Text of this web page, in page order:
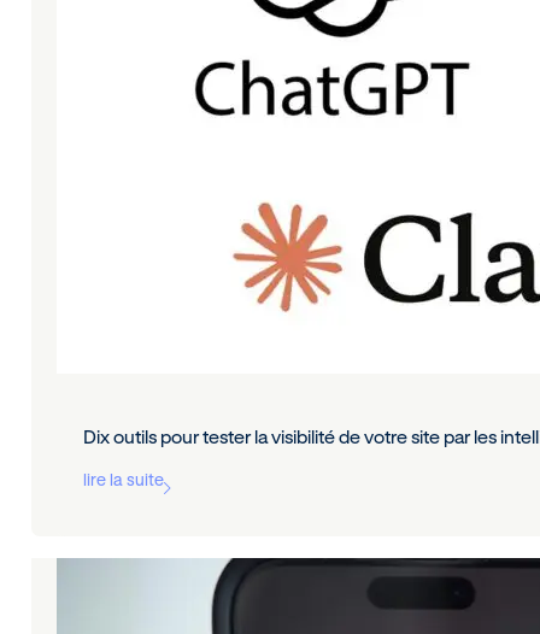
Dix outils pour tester la visibilité de votre site par les
lire la suite